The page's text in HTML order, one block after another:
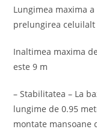
Lungimea maxima
prelungirea celuilalt
Inaltimea maxima
este 9 m
– Stabilitatea – La
lungime de 0.95
montate mansoane